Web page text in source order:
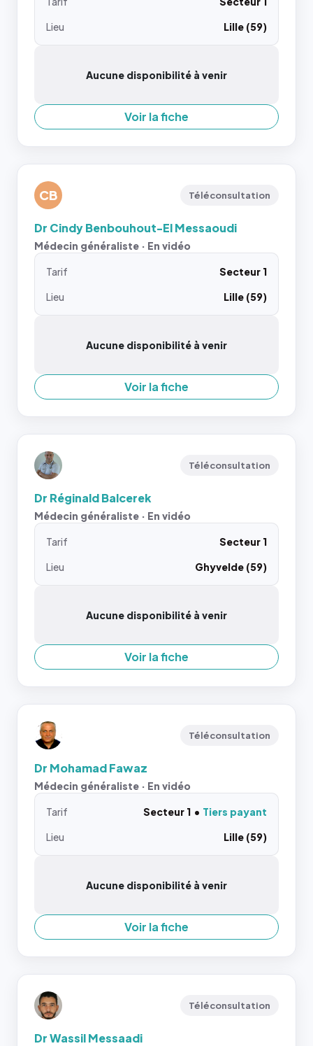
Lieu
Lille (59)
Aucune disponibilité à venir
Voir la fiche
CB Téléconsultation
Dr Cindy Benbouhout-El Messaoudi
Médecin généraliste · En vidéo
Tarif
Secteur 1
Lieu
Lille (59)
Aucune disponibilité à venir
Voir la fiche
Téléconsultation
Dr Réginald Balcerek
Médecin généraliste · En vidéo
Tarif
Secteur 1
Lieu
Ghyvelde (59)
Aucune disponibilité à venir
Voir la fiche
Téléconsultation
Dr Mohamad Fawaz
Médecin généraliste · En vidéo
Tarif Secteur 1
Tiers payant
Lieu
Lille (59)
Aucune disponibilité à venir
Voir la fiche
Téléconsultation
Dr Wassil Messaadi